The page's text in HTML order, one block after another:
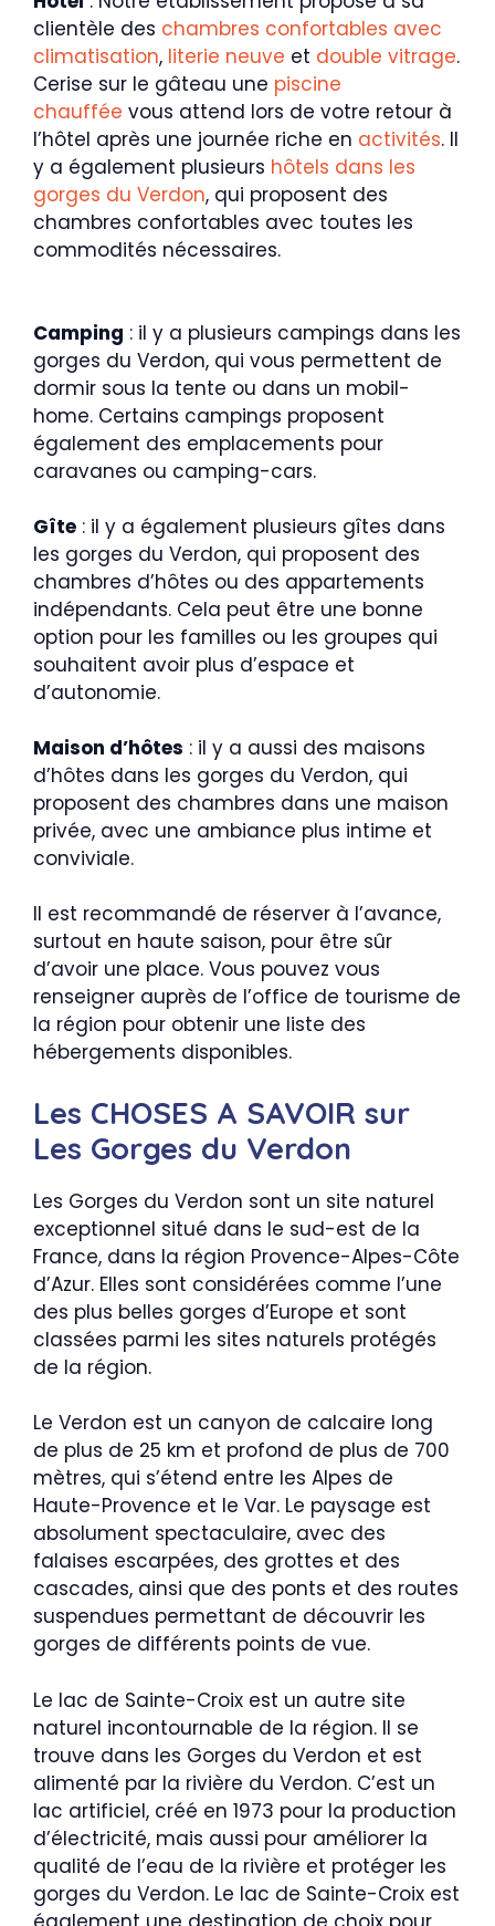
clientèle des chambres confortables avec
climatisation, literie neuve et double vitrage.
Cerise sur le gâteau une piscine
chauffée vous attend lors de votre retour à
l’hôtel après une journée riche en activités. Il
y a également plusieurs hôtels dans les
gorges du Verdon, qui proposent des
chambres confortables avec toutes les
commodités nécessaires.
Camping : il y a plusieurs campings dans les
gorges du Verdon, qui vous permettent de
dormir sous la tente ou dans un mobil-
home. Certains campings proposent
également des emplacements pour
caravanes ou camping-cars.
Gîte : il y a également plusieurs gîtes dans
les gorges du Verdon, qui proposent des
chambres d’hôtes ou des appartements
indépendants. Cela peut être une bonne
option pour les familles ou les groupes qui
souhaitent avoir plus d’espace et
d’autonomie.
Maison d’hôtes : il y a aussi des maisons
d’hôtes dans les gorges du Verdon, qui
proposent des chambres dans une maison
privée, avec une ambiance plus intime et
conviviale.
Il est recommandé de réserver à l’avance,
surtout en haute saison, pour être sûr
d’avoir une place. Vous pouvez vous
renseigner auprès de l’office de tourisme de
la région pour obtenir une liste des
hébergements disponibles.
Les CHOSES A SAVOIR sur
Les Gorges du Verdon
Les Gorges du Verdon sont un site naturel
exceptionnel situé dans le sud-est de la
France, dans la région Provence-Alpes-Côte
d’Azur. Elles sont considérées comme l’une
des plus belles gorges d’Europe et sont
classées parmi les sites naturels protégés
de la région.
Le Verdon est un canyon de calcaire long
de plus de 25 km et profond de plus de 700
mètres, qui s’étend entre les Alpes de
Haute-Provence et le Var. Le paysage est
absolument spectaculaire, avec des
falaises escarpées, des grottes et des
cascades, ainsi que des ponts et des routes
suspendues permettant de découvrir les
gorges de différents points de vue.
Le lac de Sainte-Croix est un autre site
naturel incontournable de la région. Il se
trouve dans les Gorges du Verdon et est
alimenté par la rivière du Verdon. C’est un
lac artificiel, créé en 1973 pour la production
d’électricité, mais aussi pour améliorer la
qualité de l’eau de la rivière et protéger les
gorges du Verdon. Le lac de Sainte-Croix est